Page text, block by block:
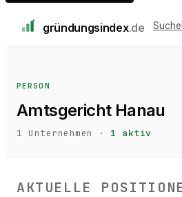
gründungsindex.de Suche
PERSON
Amtsgericht Hanau
1 Unternehmen · 1 aktiv
AKTUELLE